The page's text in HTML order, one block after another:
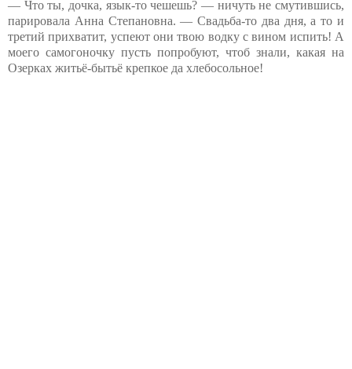
— Что ты, дочка, язык-то чешешь? — ничуть не смутившись,
парировала Анна Степановна. — Свадьба-то два дня, а то и
третий прихватит, успеют они твою водку с вином испить! А
моего самогоночку пусть попробуют, чтоб знали, какая на
Озерках житьё-бытьё крепкое да хлебосольное!